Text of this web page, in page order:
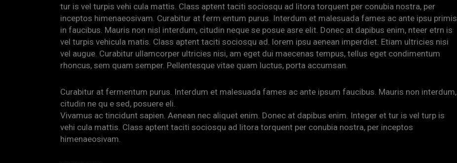
tur is vel turpis vehi cula mattis. Class aptent taciti sociosqu ad litora torquent per conubia nostra, per
inceptos himenaeosivam. Curabitur at ferm entum purus. Interdum et malesuada fames ac ante ipsu primis
in faucibus. Mauris non nisl interdum, citudin neque se posue asre elit. Donec at dapibus enim, nteer etrn is
vel turpis vehicula matis. Class aptent taciti sociosqu ad. lorem ipsu aenean imperdiet. Etiam ultricies nisi
vel augue. Curabitur ullamcorper ultricies nisi, am eget dui maecenas tempus, tellus eget condimentum
rhoncus, sem quam semper. Pellentesque vitae quam luctus, porta accumsan.
Curabitur at fermentum purus. Interdum et malesuada fames ac ante ipsum faucibus. Mauris non interdum,
citudin ne qu e sed, posuere eli.
Vivamus ac tincidunt sapien. Aenean nec aliquet enim. Donec at dapibus enim. Integer et tur is vel turp is
vehi cula mattis. Class aptent taciti sociosqu ad litora torquent per conubia nostra, per inceptos
himenaeosivam.